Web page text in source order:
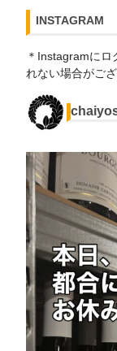
INSTAGRAM
＊Instagramにロ
れない場合がご